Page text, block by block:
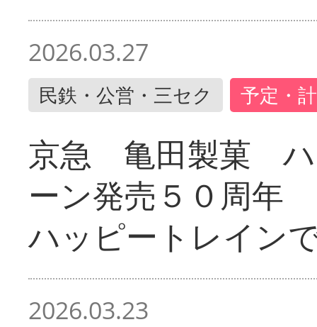
2026.03.27
民鉄・公営・三セク 予定・
京急 亀田製菓 ハ
ーン発売５０周年
ハッピートレイン
2026.03.23